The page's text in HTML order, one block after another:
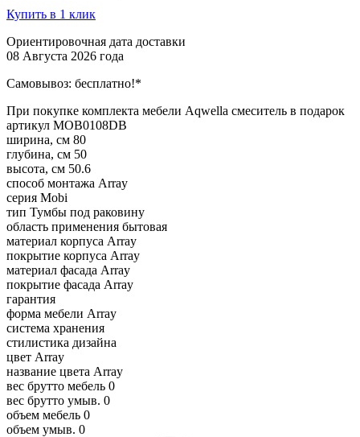
Купить в 1 клик
Ориентировочная дата доставки
08 Августа 2026 года
Самовывоз: бесплатно!*
При покупке комплекта мебели Aqwella смеситель в подарок
артикул MOB0108DB
ширина, см 80
глубина, см 50
высота, см 50.6
способ монтажа Array
серия Mobi
тип Тумбы под раковину
область применения бытовая
материал корпуса Array
покрытие корпуса Array
материал фасада Array
покрытие фасада Array
гарантия
форма мебели Array
система хранения
стилистика дизайна
цвет Array
название цвета Array
вес брутто мебель 0
вес брутто умыв. 0
объем мебель 0
объем умыв. 0